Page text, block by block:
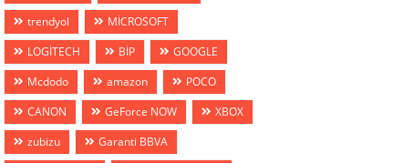
trendyol
MİCROSOFT
LOGİTECH
BİP
GOOGLE
Mcdodo
amazon
POCO
CANON
GeForce NOW
XBOX
zubizu
Garanti BBVA